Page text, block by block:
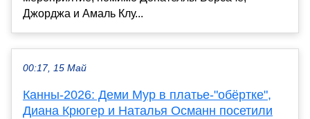
Джорджа и Амаль Клу...
00:17, 15 Май
Канны-2026: Деми Мур в платье-"обёртке",
Диана Крюгер и Наталья Османн посетили